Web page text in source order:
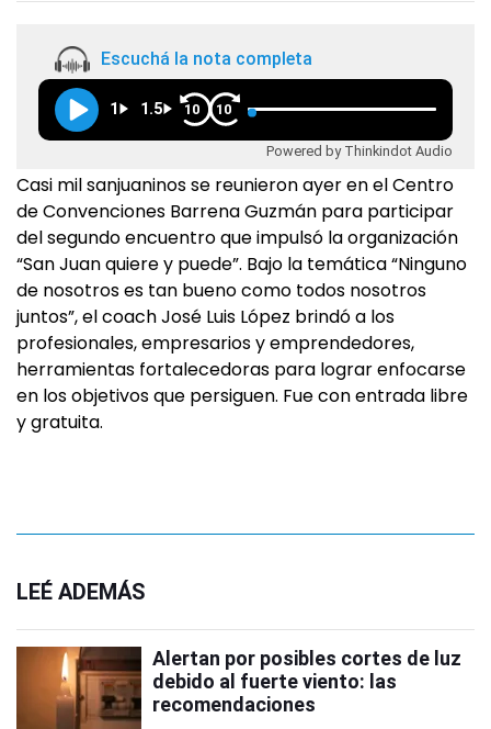
Escuchá la nota completa
1 1.5 10 10
Powered by Thinkindot Audio
Casi mil sanjuaninos se reunieron ayer en el Centro
de Convenciones Barrena Guzmán para participar
del segundo encuentro que impulsó la organización
“San Juan quiere y puede”. Bajo la temática “Ninguno
de nosotros es tan bueno como todos nosotros
juntos”, el coach José Luis López brindó a los
profesionales, empresarios y emprendedores,
herramientas fortalecedoras para lograr enfocarse
en los objetivos que persiguen. Fue con entrada libre
y gratuita.
LEÉ ADEMÁS
Alertan por posibles cortes de luz
debido al fuerte viento: las
recomendaciones